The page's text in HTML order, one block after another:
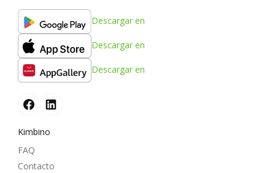
Descargar en
Descargar en
Descargar en
Kimbino
FAQ
Contacto